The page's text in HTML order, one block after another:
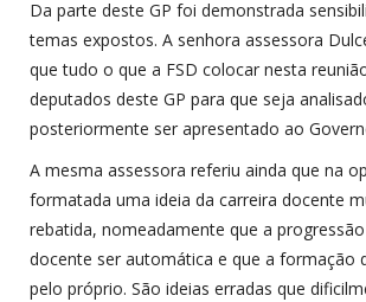
Da parte deste GP foi demonstrada
temas expostos. A senhora assessora
que tudo o que a FSD colocar nesta
deputados deste GP para que seja
posteriormente ser apresentado ao
A mesma assessora referiu ainda que na
formatada uma ideia da carreira docente
rebatida, nomeadamente que a
docente ser automática e que a formação
pelo próprio. São ideias erradas que